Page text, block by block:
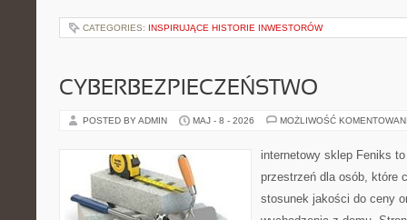
CATEGORIES: INSPIRUJĄCE HISTORIE INWESTORÓW
CYBERBEZPIECZEŃSTWO
POSTED BY ADMIN MAJ - 8 - 2026 MOŻLIWOŚĆ
internetowy sklep Feniks
przestrzeń dla osób, które
stosunek jakości do ceny